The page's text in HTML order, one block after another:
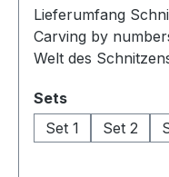
Lieferumfang SchnitzwerkzeugBeschreibung
Carving by
Welt des
Grundlagen für alle
angewendet und
by Numbers wurde
Setsauswählen
Set 1
Set 2